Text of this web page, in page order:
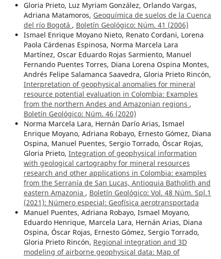
Gloria Prieto, Luz Myriam González, Orlando Vargas,
Adriana Matamoros, Geoquímica de suelos de la Cuenca
del río Bogotá , Boletín Geológico: Núm. 41 (2006)
Ismael Enrique Moyano Nieto, Renato Cordani, Lorena
Paola Cárdenas Espinosa, Norma Marcela Lara
Martínez, Oscar Eduardo Rojas Sarmiento, Manuel
Fernando Puentes Torres, Diana Lorena Ospina Montes,
Andrés Felipe Salamanca Saavedra, Gloria Prieto Rincón,
Interpretation of geophysical anomalies for mineral
resource potential evaluation in Colombia: Examples
from the northern Andes and Amazonian regions ,
Boletín Geológico: Núm. 46 (2020)
Norma Marcela Lara, Hernán Darío Arias, Ismael
Enrique Moyano, Adriana Robayo, Ernesto Gómez, Diana
Ospina, Manuel Puentes, Sergio Torrado, Óscar Rojas,
Gloria Prieto, Integration of geophysical information
with geological cartography for mineral resources
research and other applications in Colombia: examples
from the Serranía de San Lucas, Antioquia Batholith and
eastern Amazonia , Boletín Geológico: Vol. 48 Núm. Spl.1
(2021): Número especial: Geofísica aerotransportada
Manuel Puentes, Adriana Robayo, Ismael Moyano,
Eduardo Henrique, Marcela Lara, Hernán Arias, Diana
Ospina, Óscar Rojas, Ernesto Gómez, Sergio Torrado,
Gloria Prieto Rincón, Regional integration and 3D
modeling of airborne geophysical data: Map of